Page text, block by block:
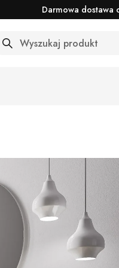
Darmowa dostawa